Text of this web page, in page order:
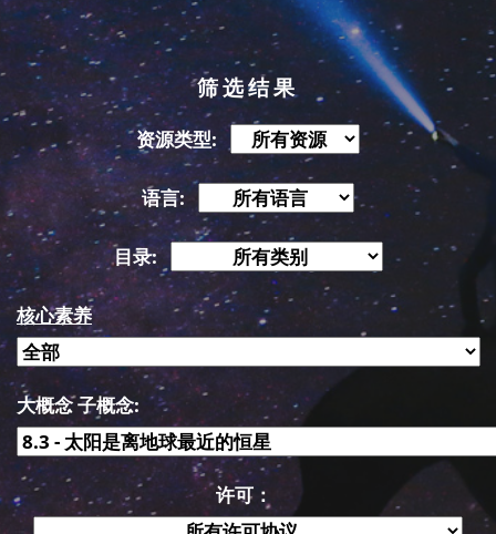
筛选结果
资源类型:
语言:
目录:
核心素养
大概念 子概念:
许可：